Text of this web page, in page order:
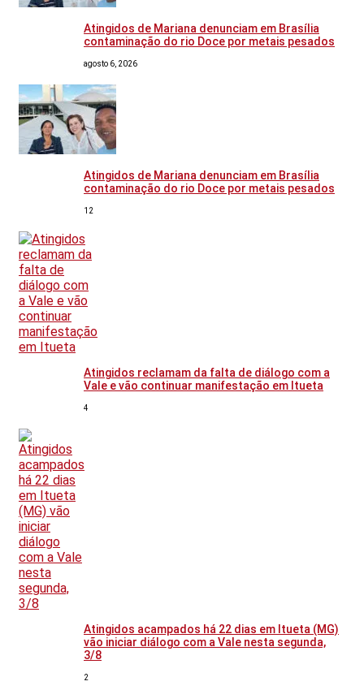
Atingidos de Mariana denunciam em Brasília
contaminação do rio Doce por metais pesados
agosto 6, 2026
Atingidos de Mariana denunciam em Brasília
contaminação do rio Doce por metais pesados
12
Atingidos reclamam da falta de diálogo com a
Vale e vão continuar manifestação em Itueta
4
Atingidos acampados há 22 dias em Itueta (MG)
vão iniciar diálogo com a Vale nesta segunda,
3/8
2